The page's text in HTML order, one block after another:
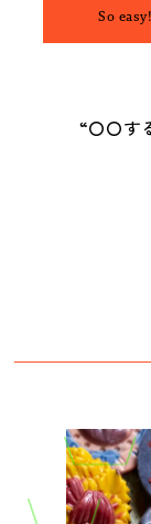
So
“〇〇す
モ